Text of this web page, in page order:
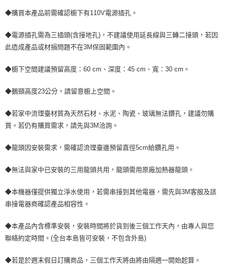
◆購買本產品前需確認櫥下有110V電源插孔。
◆電源插孔需為三插頭(含接地孔)，不建議使用延長線與三轉二接頭，若因
此造成產品或材損問題不在3M保固範圍內。
◆櫥下空間建議預留高度：60 cm、深度：45 cm、寬：30 cm。
◆鵝頸高度23公分，請留意櫥上空間。
◆若家中流理臺材質為天然石材、水泥、陶瓷、玻璃無法鑽孔，建議勿購
買。若仍有購買需求，請先與3M洽詢。
◆龍頭因安裝需求，需確認流理臺邊預留直徑5cm給鑽孔用。
◆無法與家中已安裝的三用龍頭共用，龍頭需用原廠加熱器龍頭。
◆本機器僅提供獨立淨水使用，若需串接到其他電器，需先與3M客服及該
串接電器商確認產品相容性。
◆本產品內含標準安裝，安裝時間將於貨到後三個工作天內，由專人與您
聯絡約定時間。(全台本島皆可安裝，不包含外島)
◆若是於週末假日訂購商品，三個工作天將由將由隔週一開始起算。